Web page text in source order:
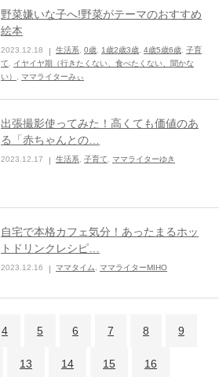
野菜嫌いな子へ!野菜がテーマのおすすめ
絵本
2023.12.18 生活系 0歳 1歳2歳3歳 4歳5歳6歳 子育
て
イヤイヤ期（行きたくない、食べたくない、聞かな
い）
ママライターみぃ
出張撮影使ってみた！高くても価値のあ
る「赤ちゃんとの…
2023.12.17 生活系 子育て ママライターゆき
自宅で本格カフェ気分！あったまるホッ
トドリンクレシピ…
2023.12.16 ママタイム, ママライターMIHO
4 5 6 7 8 9
13 14 15 16